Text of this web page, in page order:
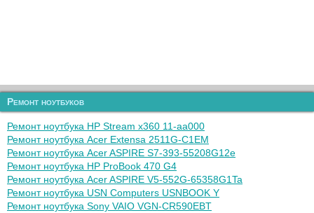
Ремонт ноутбуков
Ремонт ноутбука HP Stream x360 11-aa000
Ремонт ноутбука Acer Extensa 2511G-C1EM
Ремонт ноутбука Acer ASPIRE S7-393-55208G12e
Ремонт ноутбука HP ProBook 470 G4
Ремонт ноутбука Acer ASPIRE V5-552G-65358G1Ta
Ремонт ноутбука USN Computers USNBOOK Y
Ремонт ноутбука Sony VAIO VGN-CR590EBT